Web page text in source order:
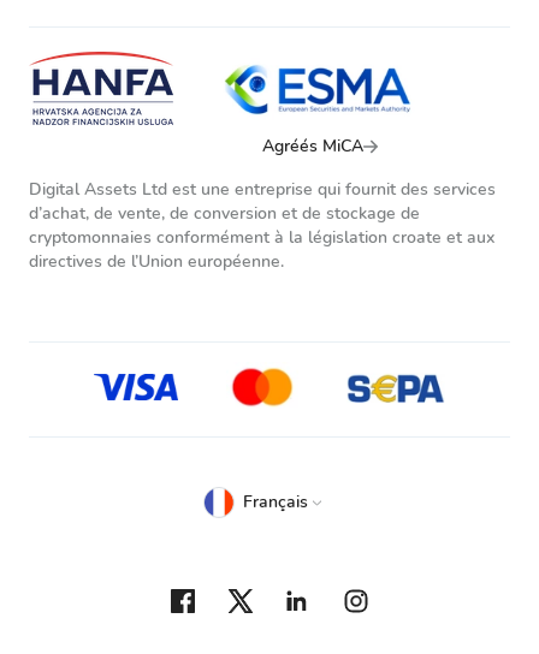
Agréés MiCA
Digital Assets Ltd est une entreprise qui fournit des services
d’achat, de vente, de conversion et de stockage de
cryptomonnaies conformément à la législation croate et aux
directives de l’Union européenne.
Français